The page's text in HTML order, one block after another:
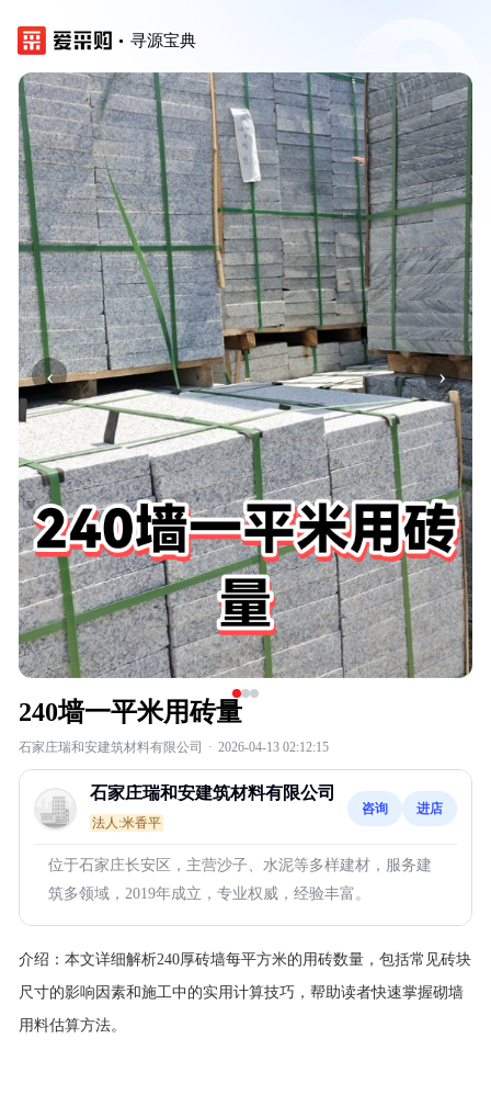
寻源宝典
‹ ›
240墙一平米用砖量
石家庄瑞和安建筑材料有限公司 · 2026-04-13 02:12:15
石家庄瑞和安建筑材料有限公司
法人:米香平
咨询 进店
位于石家庄长安区，主营沙子、水泥等多样建材，服务建
筑多领域，2019年成立，专业权威，经验丰富。
介绍： 本文详细解析240厚砖墙每平方米的用砖数量，包括常见砖块
尺寸的影响因素和施工中的实用计算技巧，帮助读者快速掌握砌墙
用料估算方法。